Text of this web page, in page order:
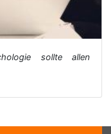
sollte allen